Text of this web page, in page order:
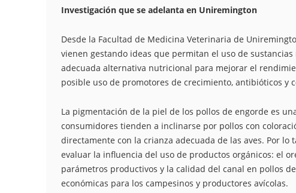
Investigación que se adelanta en Uniremington
Desde la Facultad de Medicina Veterinaria de
vienen gestando ideas que permitan el uso de
adecuada alternativa nutricional para mejorar el
posible uso de promotores de crecimiento, antibióticos y
La pigmentación de la piel de los pollos de engorde es
consumidores tienden a inclinarse por pollos con
directamente con la crianza adecuada de las aves. Por
evaluar la influencia del uso de productos orgánicos: el
parámetros productivos y la calidad del canal en pollos
económicas para los campesinos y productores avícolas.